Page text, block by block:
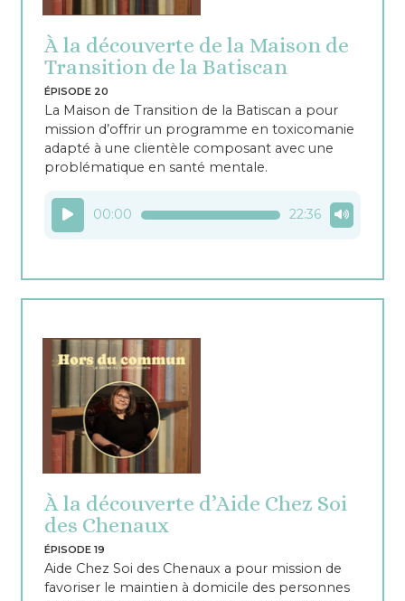
À la découverte de la Maison de
Transition de la Batiscan
ÉPISODE 20
La Maison de Transition de la Batiscan a pour
mission d’offrir un programme en toxicomanie
adapté à une clientèle composant avec une
problématique en santé mentale.
Lecteur
audio
00:00 22:36
À la découverte d’Aide Chez Soi
des Chenaux
ÉPISODE 19
Aide Chez Soi des Chenaux a pour mission de
favoriser le maintien à domicile des personnes